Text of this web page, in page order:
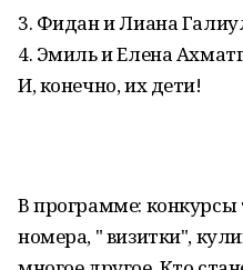
3. Фидан и Лиана
4. Эмиль и Елена
И, конечно, их дети!
В программе:
номера, " визитки",